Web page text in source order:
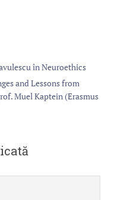
în Neuroethics
and Lessons from
Muel Kaptein (Erasmus